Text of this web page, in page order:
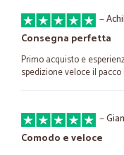
—
Consegna perfetta
Primo acquisto e
spedizione veloce il
—
Comodo e veloce